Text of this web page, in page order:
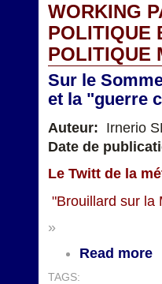
WORKING
POLITIQUE
POLITIQUE
Sur le
et la "guerre
Auteur: Irnerio
Date de
Le Twitt de la
"Brouillard sur la
»
Read more
TAGS: